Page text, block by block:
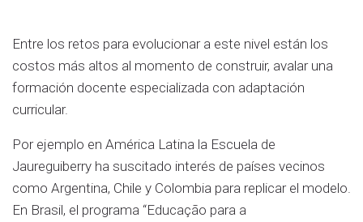
Entre los retos para evolucionar a este nivel están los
costos más altos al momento de construir, avalar una
formación docente especializada con adaptación
curricular.
Por ejemplo en América Latina la Escuela de
Jaureguiberry ha suscitado interés de países vecinos
como Argentina, Chile y Colombia para replicar el modelo.
En Brasil, el programa “Educação para a